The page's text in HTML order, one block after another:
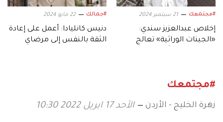
#مجتمعك 21 سبتمبر 2024
إخلاص عبدالعزيز سندي:
«الجينات الوراثية» تعالج
#جمالك 22 مايو 2024
دنيس كانليادا: أعمل على إعادة
الثقة بالنفس إلى مرضاي
#مجتمعك
زهرة الخليج - الأردن الأحد 17 ابريل 2022 10:30